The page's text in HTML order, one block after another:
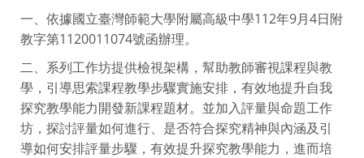
一、依據國立臺灣師範大學附屬高級中學112年9月4日附
教字第1120011074號函辦理。
二、系列工作坊提供檢視架構，幫助教師審視課程與教
學，引導思索課程教學步驟實施安排，有效地提升自我
探究教學能力開發新課程題材。並加入評量與命題工作
坊，探討評量如何進行、是否符合探究精神與內涵及引
導如何安排評量步驟，有效提升探究教學能力，進而培